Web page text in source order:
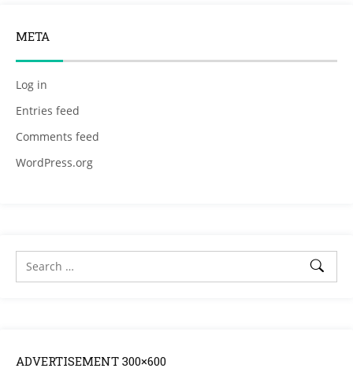
META
Log in
Entries feed
Comments feed
WordPress.org
ADVERTISEMENT 300×600